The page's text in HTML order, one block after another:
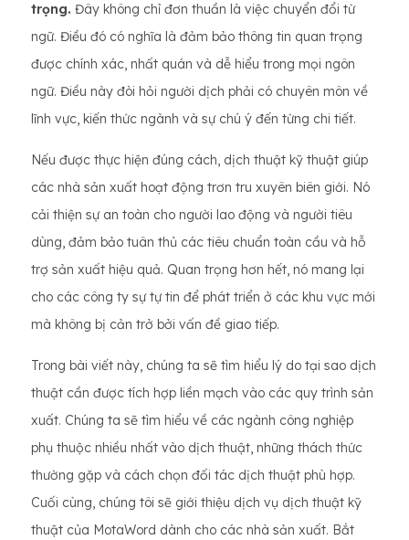
trọng. Đây không chỉ đơn thuần là việc chuyển đổi từ
ngữ. Điều đó có nghĩa là đảm bảo thông tin quan trọng
được chính xác, nhất quán và dễ hiểu trong mọi ngôn
ngữ. Điều này đòi hỏi người dịch phải có chuyên môn về
lĩnh vực, kiến ​​thức ngành và sự chú ý đến từng chi tiết.
Nếu được thực hiện đúng cách, dịch thuật kỹ thuật giúp
các nhà sản xuất hoạt động trơn tru xuyên biên giới. Nó
cải thiện sự an toàn cho người lao động và người tiêu
dùng, đảm bảo tuân thủ các tiêu chuẩn toàn cầu và hỗ
trợ sản xuất hiệu quả. Quan trọng hơn hết, nó mang lại
cho các công ty sự tự tin để phát triển ở các khu vực mới
mà không bị cản trở bởi vấn đề giao tiếp.
Trong bài viết này, chúng ta sẽ tìm hiểu lý do tại sao dịch
thuật cần được tích hợp liền mạch vào các quy trình sản
xuất. Chúng ta sẽ tìm hiểu về các ngành công nghiệp
phụ thuộc nhiều nhất vào dịch thuật, những thách thức
thường gặp và cách chọn đối tác dịch thuật phù hợp.
Cuối cùng, chúng tôi sẽ giới thiệu dịch vụ dịch thuật kỹ
thuật của MotaWord dành cho các nhà sản xuất. Bắt